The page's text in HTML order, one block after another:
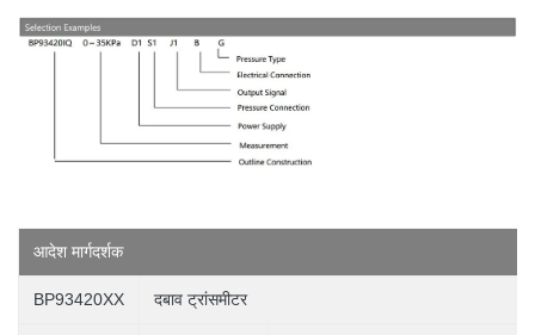
आदेश मार्गदर्शक
BP93420XX दबाव ट्रांसमीटर